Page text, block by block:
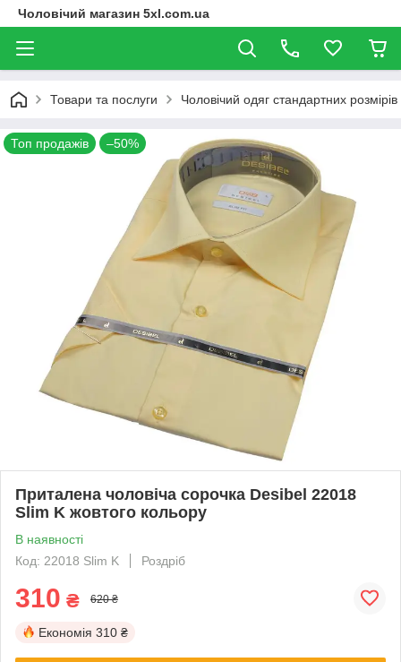
Чоловічий магазин 5xl.com.ua
Товари та послуги Чоловічий одяг стандартних розмірів
Топ продажів –50%
Приталена чоловіча сорочка Desibel 22018
Slim K жовтого кольору
В наявності
Код: 22018 Slim K
Роздріб
310 ₴ 620 ₴
Економія 310 ₴